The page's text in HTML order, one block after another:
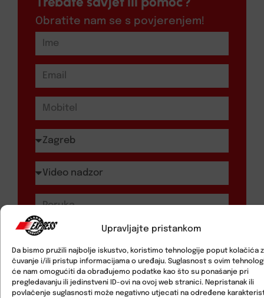
Upravljajte pristankom
Da bismo pružili najbolje iskustvo, koristimo tehnologije poput kolačića
čuvanje i/ili pristup informacijama o uređaju. Suglasnost s ovim
će nam omogućiti da obrađujemo podatke kao što su ponašanje pri
pregledavanju ili jedinstveni ID-ovi na ovoj web stranici. Nepristanak ili
povlačenje suglasnosti može negativno utjecati na određene
Obratite nam se s povjerenjem!